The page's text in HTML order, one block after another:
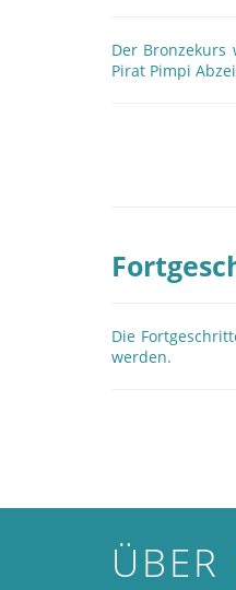
Der
Pirat Pimpi
Die
werden.